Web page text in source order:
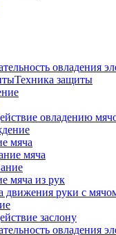
овладения
Техника защиты
овладению
мяча
мяча
мяча из рук
движения руки с
заслону
овладения